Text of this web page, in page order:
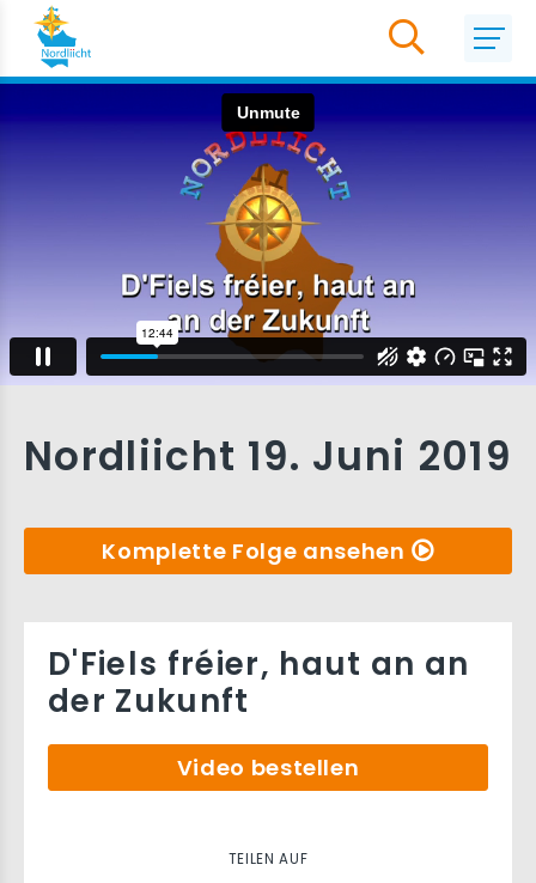
Nordliicht 19. Juni 2019
Komplette Folge ansehen
D'Fiels fréier, haut an an
der Zukunft
Video bestellen
TEILEN AUF